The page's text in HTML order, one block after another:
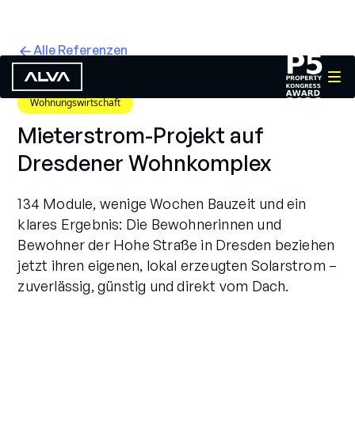
Alle Referenzen
Wohnungswirtschaft
Mieterstrom-Projekt auf
Dresdener Wohnkomplex
134 Module, wenige Wochen Bauzeit und ein
klares Ergebnis: Die Bewohnerinnen und
Bewohner der Hohe Straße in Dresden beziehen
jetzt ihren eigenen, lokal erzeugten Solarstrom –
zuverlässig, günstig und direkt vom Dach.